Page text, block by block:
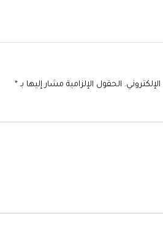
الحقول الإلزامية مشار إليها بـ *